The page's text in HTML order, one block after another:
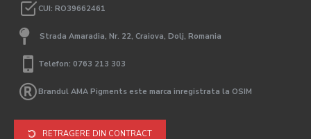
CUI: RO39662461
Strada Amaradia, Nr. 22, Craiova, Dolj, Romania
Telefon: 0763 213 303
Brandul AMA Pigments este marca inregistrata la OSIM
RETRAGERE DIN CONTRACT